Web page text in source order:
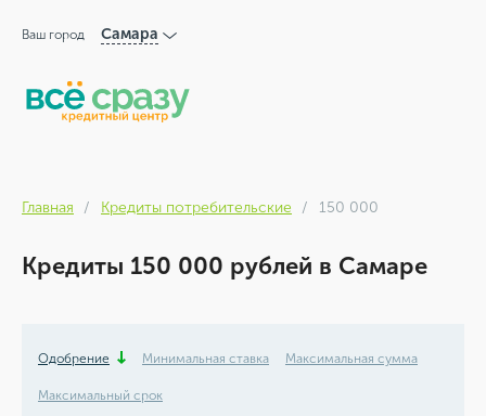
Ваш город Самара
Главная Кредиты потребительские 150 000
Кредиты 150 000 рублей в Самаре
Одобрение Минимальная ставка Максимальная сумма
Максимальный срок